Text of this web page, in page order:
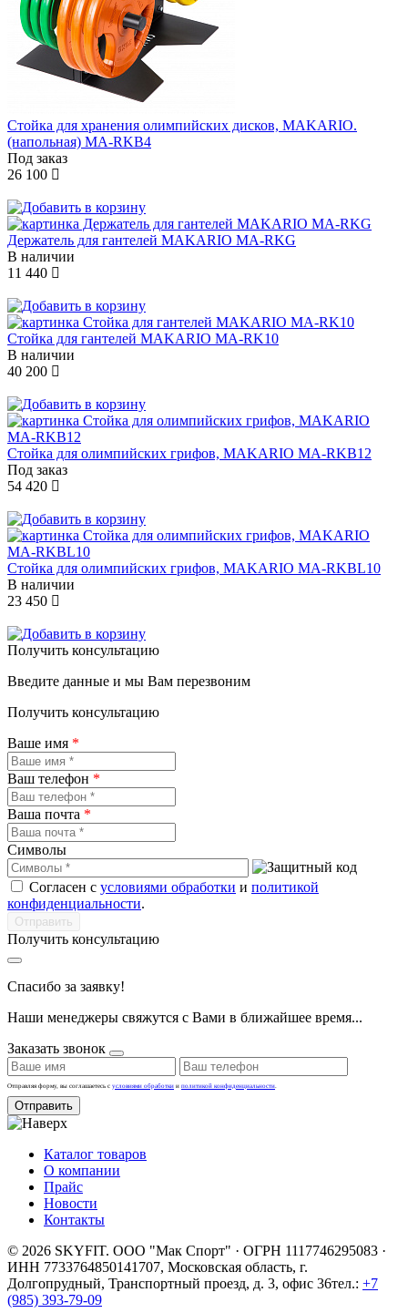
Стойка для хранения олимпийских дисков, MAKARIO.
(напольная) MA-RKB4
Под заказ
26 100
Держатель для гантелей MAKARIO MA-RKG
В наличии
11 440
Стойка для гантелей MAKARIO MA-RK10
В наличии
40 200
Стойка для олимпийских грифов, MAKARIO MA-RKB12
Под заказ
54 420
Стойка для олимпийских грифов, MAKARIO MA-RKBL10
В наличии
23 450
Получить консультацию
Введите данные и мы Вам перезвоним
Получить консультацию
Ваше имя *
Ваш телефон *
Ваша почта *
Символы
Согласен с условиями обработки и политикой
конфиденциальности.
Получить консультацию
Спасибо за заявку!
Наши менеджеры свяжутся с Вами в ближайшее время...
Заказать звонок
Отправляя форму, вы соглашаетесь с условиями обработки и политикой конфиденциальности.
Отправить
Каталог товаров
О компании
Прайс
Новости
Контакты
© 2026 SKYFIT. ООО "Мак Спорт" · ОГРН 1117746295083 ·
ИНН 7733764850141707, Московская область, г.
Долгопрудный, Транспортный проезд, д. 3, офис 36тел.: +7
(985) 393-79-09